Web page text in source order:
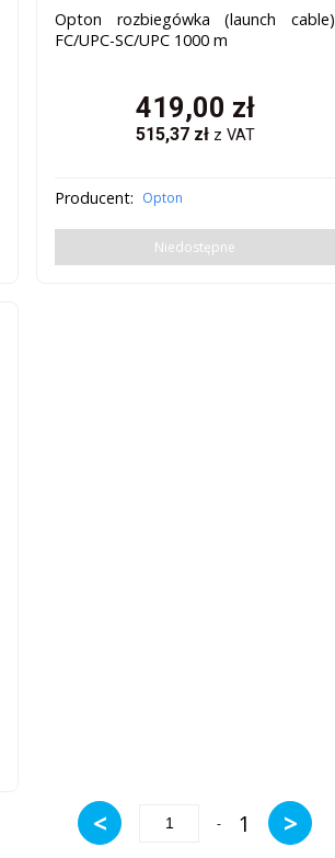
Opton rozbiegówka (launch cable)
FC/UPC-SC/UPC 1000 m
419,00 zł
515,37zł z VAT
Producent: Opton
Niedostępne
< - 1 >